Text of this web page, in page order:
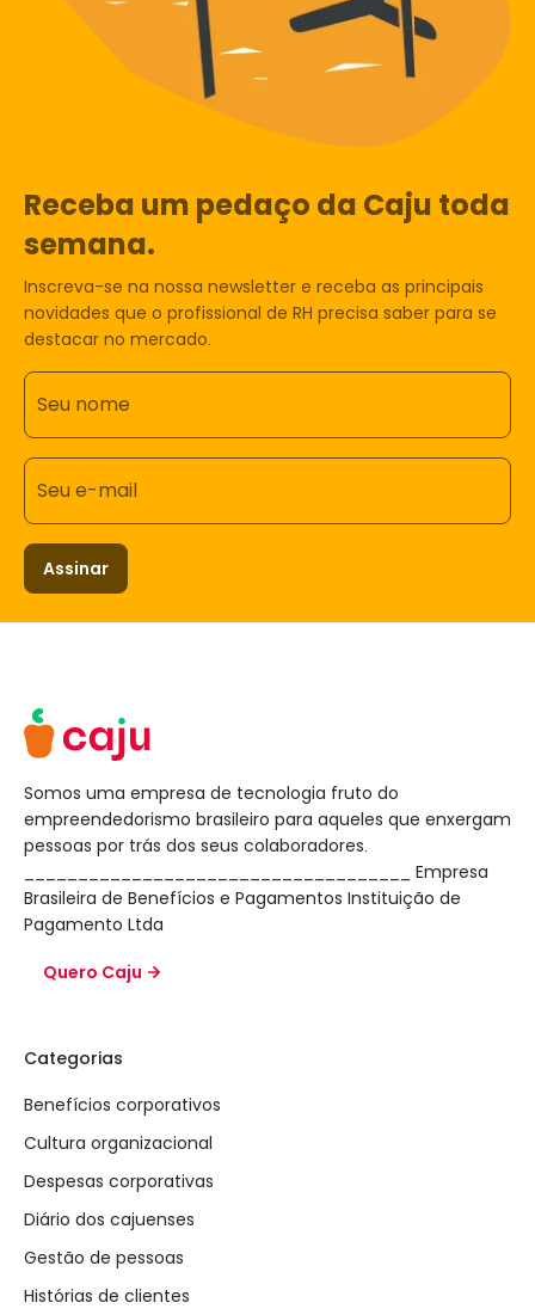
Receba um pedaço da Caju toda
semana.
Inscreva-se na nossa newsletter e receba as principais
novidades que o profissional de RH precisa saber para se
destacar no mercado.
Seu nome
Seu e-mail
Assinar
Somos uma empresa de tecnologia fruto do
empreendedorismo brasileiro para aqueles que enxergam
pessoas por trás dos seus colaboradores.
____________________________________ Empresa
Brasileira de Benefícios e Pagamentos Instituição de
Pagamento Ltda
Quero Caju
Categorias
Benefícios corporativos
Cultura organizacional
Despesas corporativas
Diário dos cajuenses
Gestão de pessoas
Histórias de clientes